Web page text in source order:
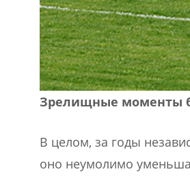
Зрелищные моменты
В целом, за годы
оно неумолимо